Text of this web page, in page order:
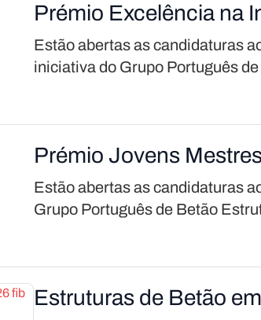
Prémio Excelência na
Estão abertas as candidaturas
iniciativa do Grupo Português
Prémio Jovens
Estão abertas as candidaturas
Grupo Português de Betão
Estruturas de Betão